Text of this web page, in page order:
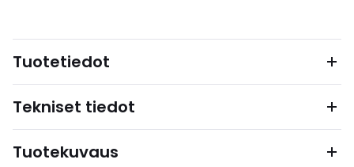
Tuotetiedot
Tekniset tiedot
Tuotekuvaus